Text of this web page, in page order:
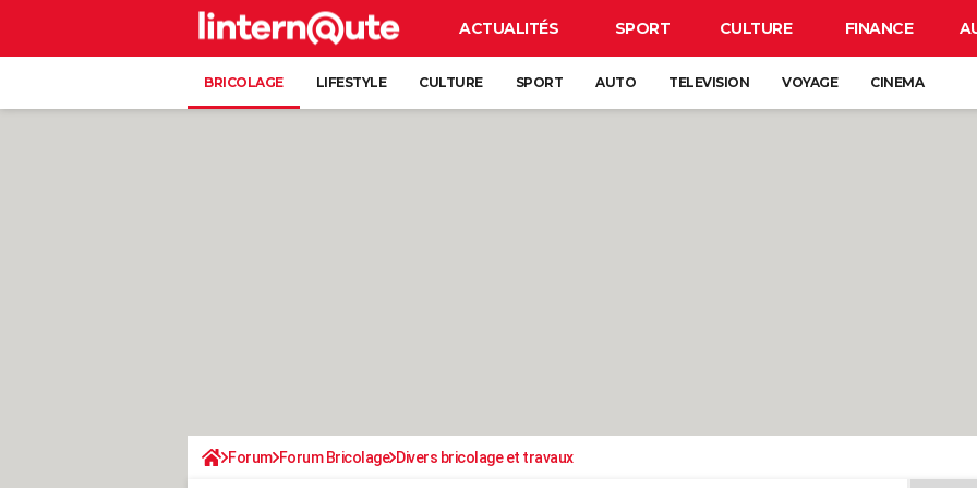
ACTUALITÉS SPORT CULTURE FINANCE
BRICOLAGE LIFESTYLE CULTURE SPORT AUTO TELEVISION VOYAGE CINEMA
Forum Forum Bricolage Divers bricolage et travaux